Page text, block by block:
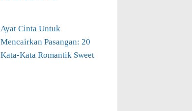
Ayat Cinta Untuk
Mencairkan Pasangan: 20
Kata-Kata Romantik Sweet